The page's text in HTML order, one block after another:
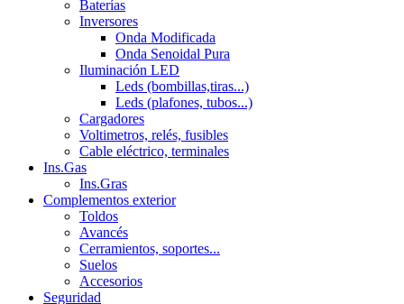
Baterías
Inversores
Onda Modificada
Onda Senoidal Pura
Iluminación LED
Leds (bombillas,tiras...)
Leds (plafones, tubos...)
Cargadores
Voltimetros, relés, fusibles
Cable eléctrico, terminales
Ins.Gas
Ins.Gras
Complementos exterior
Toldos
Avancés
Cerramientos, soportes...
Suelos
Accesorios
Seguridad